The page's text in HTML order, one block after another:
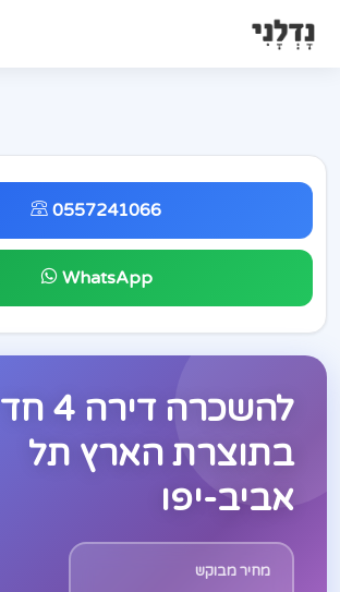
0557241066
WhatsApp
להשכרה דירה 4 חד
בתוצרת הארץ תל
אביב-יפו
מחיר מבוקש